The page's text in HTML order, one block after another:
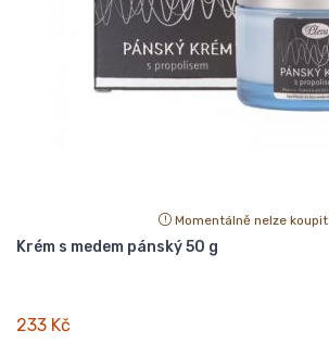
Momentálně nelze koupit
Krém s medem pánský 50 g
233 Kč